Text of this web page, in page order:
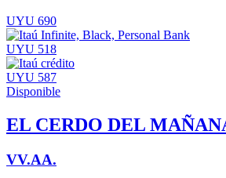
UYU 690
UYU 518
UYU 587
Disponible
EL CERDO DEL
VV.AA.